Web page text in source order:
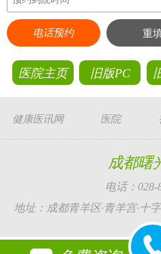
电话预约 重
医院主页 旧版PC
健康医讯网 医院
成都曙
电话：028-
地址：成都青羊区·青羊宫·十